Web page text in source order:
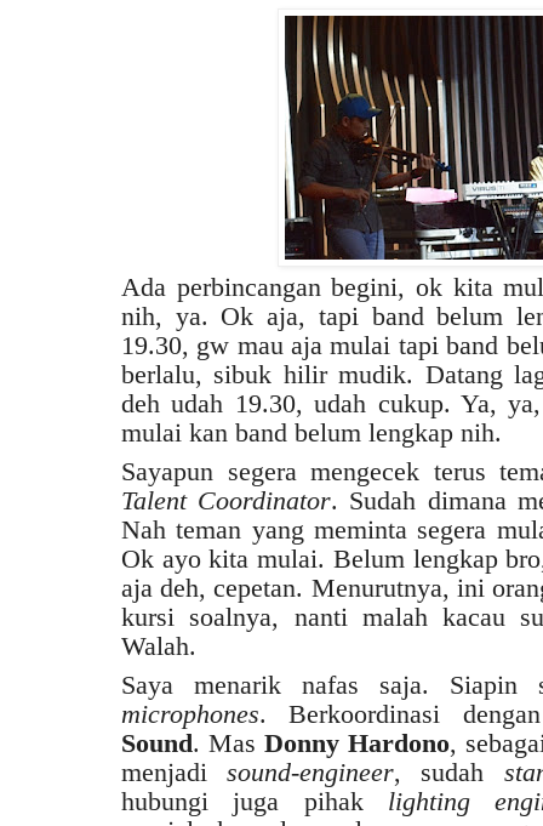
Ada perbincangan begini, ok kita
nih, ya. Ok aja, tapi band belum
19.30, gw mau aja mulai tapi band
berlalu, sibuk hilir mudik. Datang
deh udah 19.30, udah cukup. Ya,
mulai kan band belum lengkap nih.
Sayapun segera mengecek terus
Talent Coordinator. Sudah dimana
Nah teman yang meminta segera
Ok ayo kita mulai. Belum lengkap
aja deh, cepetan. Menurutnya, ini
kursi soalnya, nanti malah kacau
Walah.
Saya menarik nafas saja. Siapin
microphones. Berkoordinasi
Sound. MasDonny Hardono,
menjadisound-engineer, sudah
hubungi juga pihak lighting